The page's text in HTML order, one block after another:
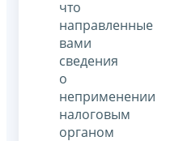
что
направленные
вами
сведения
о
неприменении
налоговым
органом